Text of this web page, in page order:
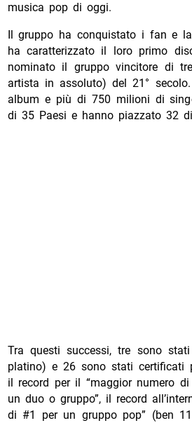
musica pop di oggi.
Il gruppo ha conquistato i fan e
ha caratterizzato il loro primo
nominato il gruppo vincitore di
artista in assoluto) del 21°
album e più di 750 milioni di
di 35 Paesi e hanno piazzato 32
Tra questi successi, tre sono
platino) e 26 sono stati certificati
il record per il “maggior numero
un duo o gruppo”, il record
di #1 per un gruppo pop” (ben